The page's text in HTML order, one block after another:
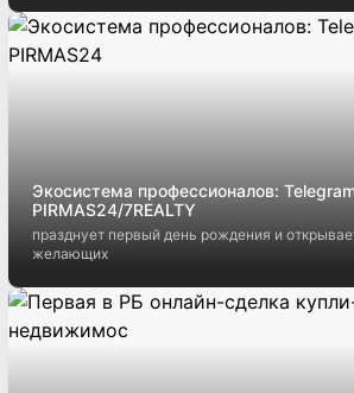
Экосистема профессионалов:
PIRMAS24/7REALTY
празднует первый день рождения и
желающих